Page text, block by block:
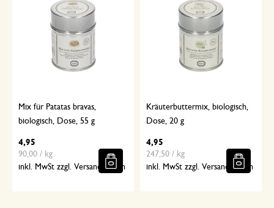
Mix für Patatas bravas,
biologisch, Dose, 55 g
4,95
90,00 / kg
inkl. MwSt zzgl. Versandkosten
Kräuterbuttermix, biologisch,
Dose, 20 g
4,95
247,50 / kg
inkl. MwSt zzgl. Versandkosten